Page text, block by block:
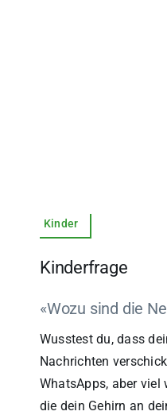
Kinder
Kinderfrage
«Wozu sind die
Wusstest du, dass
Nachrichten
WhatsApps, aber
die dein Gehirn an